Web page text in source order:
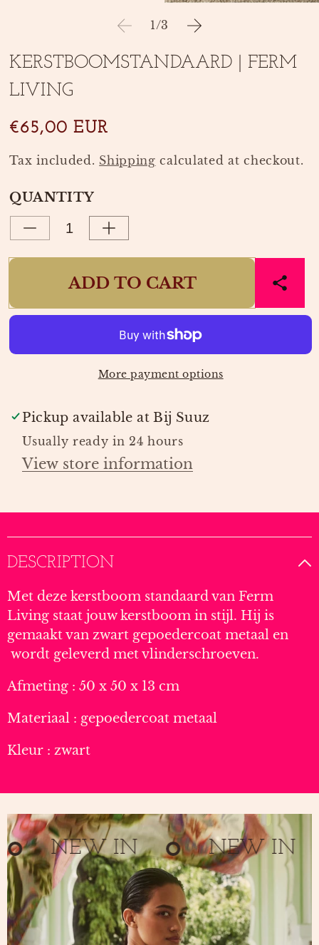
media
2
modal
1/of
3
KERSTBOOMSTANDAARD | FERM
LIVING
€65,00 EUR
Tax included. Shipping calculated at checkout.
QUANTITY
Decrease
KERSTBOOMSTANDAARD
FERM
Increase
KERSTBOOMSTANDAARD
FERM
LIVING
ADD TO CART
More payment options
Pickup available atBij Suuz
Usually ready in 24 hours
View store information
DESCRIPTION
Met deze kerstboom standaard van Ferm
Living staat jouw kerstboom in stijl. Hij is
gemaakt van zwart gepoedercoat metaal en
wordt geleverd met vlinderschroeven.
Afmeting : 50 x 50 x 13 cm
Materiaal : gepoedercoat metaal
Kleur : zwart
NEW IN NEW IN